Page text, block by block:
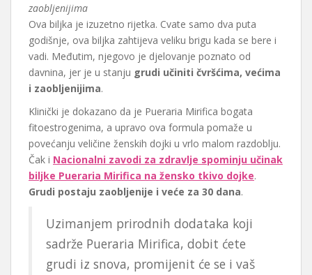
zaobljenijima
Ova biljka je izuzetno rijetka. Cvate samo dva puta
godišnje, ova biljka zahtijeva veliku brigu kada se bere i
vadi. Međutim, njegovo je djelovanje poznato od
davnina, jer je u stanju grudi učiniti čvršćima, većima
i zaobljenijima.
Klinički je dokazano da je Pueraria Mirifica bogata
fitoestrogenima, a upravo ova formula pomaže u
povećanju veličine ženskih dojki u vrlo malom razdoblju.
Čak i Nacionalni zavodi za zdravlje spominju učinak
biljke Pueraria Mirifica na žensko tkivo dojke.
Grudi postaju zaobljenije i veće za 30 dana.
Uzimanjem prirodnih dodataka koji
sadrže Pueraria Mirifica, dobit ćete
grudi iz snova, promijenit će se i vaš